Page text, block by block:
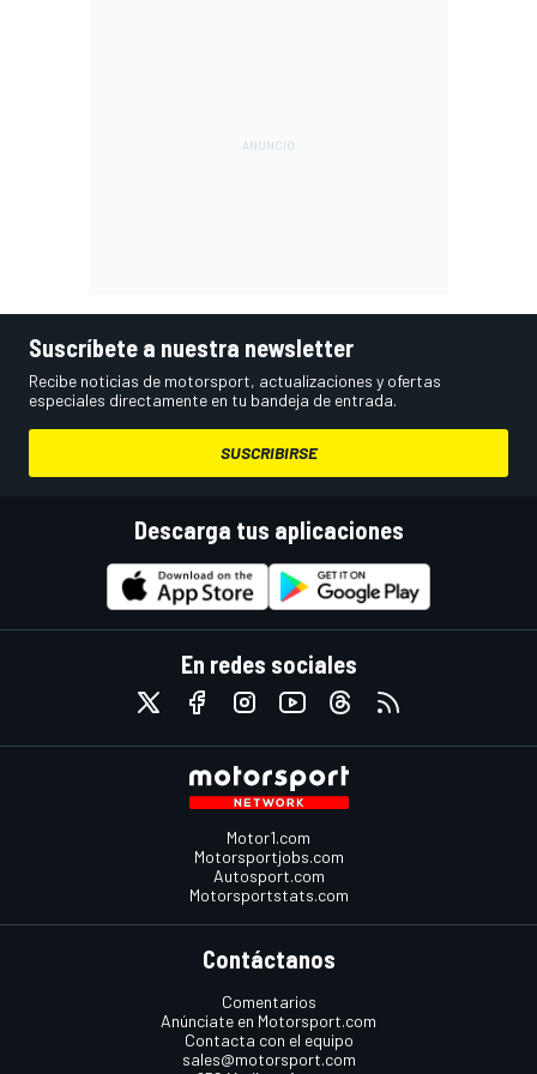
Suscríbete a nuestra newsletter
Recibe noticias de motorsport, actualizaciones y ofertas
especiales directamente en tu bandeja de entrada.
SUSCRIBIRSE
Descarga tus aplicaciones
En redes sociales
Motor1.com
Motorsportjobs.com
Autosport.com
Motorsportstats.com
Contáctanos
Comentarios
Anúnciate en Motorsport.com
Contacta con el equipo
sales@motorsport.com